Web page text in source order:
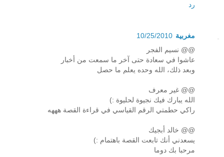
رد
مغربية 10/25/2010
@@ نسيم الفجر
عاشوا في سعادة حتى آخر ما سمعت من أخبار
وبعد ذلك، الله وحده يعلم ما حصل
@@ غير معرف
الله يبارك فيك نجيوة لحليوة :)
راكي حطمتي الرقم القياسي في قراءة القصة هههه
@@ خالد أبجيك
يسعدني أنك تابعت القصة باهتمام :)
مرحبا بك دوما